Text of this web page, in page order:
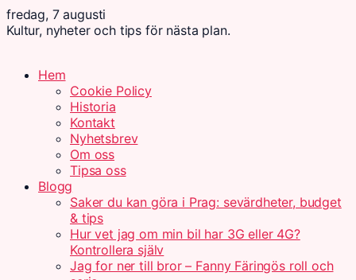
fredag, 7 augusti
Kultur, nyheter och tips för nästa plan.
Hem
Cookie Policy
Historia
Kontakt
Nyhetsbrev
Om oss
Tipsa oss
Blogg
Saker du kan göra i Prag: sevärdheter, budget
& tips
Hur vet jag om min bil har 3G eller 4G?
Kontrollera själv
Jag for ner till bror – Fanny Färingös roll och